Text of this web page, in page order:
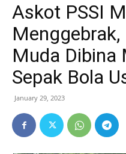
Askot PSSI
Muda Dibina
Sepak Bola
January 29, 2023